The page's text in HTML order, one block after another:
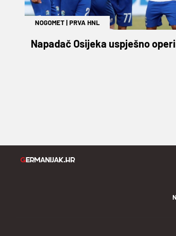
NOGOMET|PRVA HNL
Napadač Osijeka uspješno